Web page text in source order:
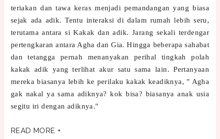
teriakan dan tawa keras menjadi pemandangan yang biasa
sejak ada adik. Tentu interaksi di dalam rumah lebih seru,
terutama antara si Kakak dan adik. Jarang sekali terdengar
pertengkaran antara Agha dan Gia. Hingga beberapa sahabat
dan tetangga pernah menanyakan perihal tingkah polah
kakak adik yang terlihat akur satu sama lain. Pertanyaan
mereka biasanya lebih ke perilaku kakak keadiknya, " Agha
gak nakal ya sama adiknya? kok bisa? biasanya anak usia
segitu iri dengan adiknya."
READ MORE +